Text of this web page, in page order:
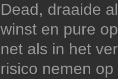
Dead, draaide
winst en pure
net als in het
risico nemen